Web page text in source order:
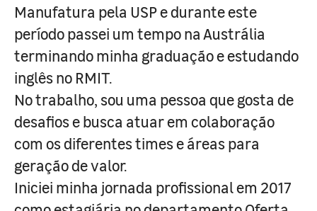
Manufatura pela USP e durante este
período passei um tempo na Austrália
terminando minha graduação e estudando
inglês no RMIT.
No trabalho, sou uma pessoa que gosta de
desafios e busca atuar em colaboração
com os diferentes times e áreas para
geração de valor.
Iniciei minha jornada profissional em 2017